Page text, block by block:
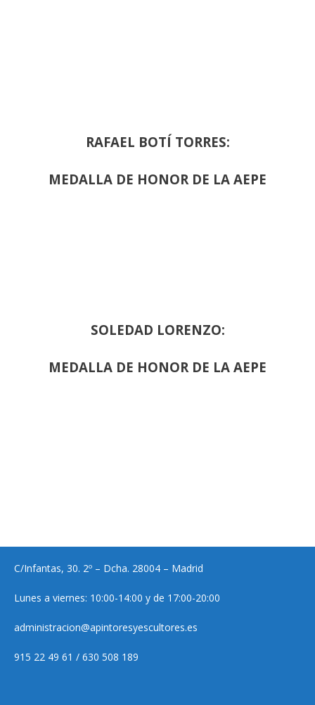
RAFAEL BOTÍ TORRES:
MEDALLA DE HONOR DE LA AEPE
SOLEDAD LORENZO:
MEDALLA DE HONOR DE LA AEPE
C/Infantas, 30. 2º – Dcha. 28004 – Madrid
Lunes a viernes: 10:00-14:00 y de 17:00-20:00
administracion@apintoresyescultores.es
915 22 49 61 / 630 508 189